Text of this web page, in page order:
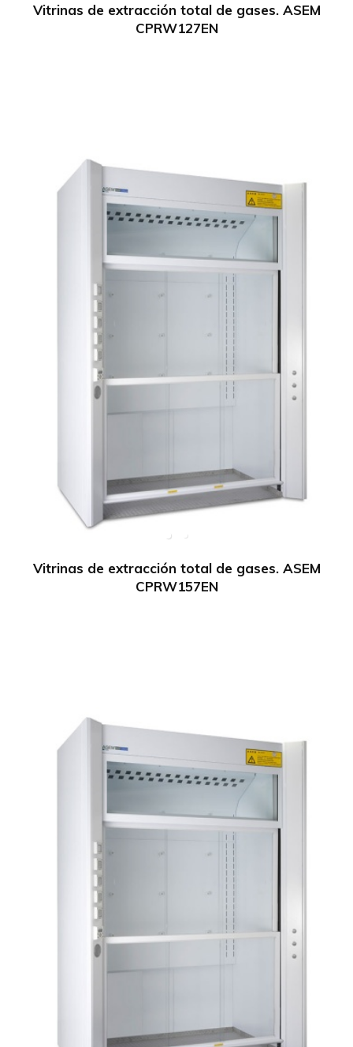
Vitrinas de extracción total de gases. ASEM
CPRW127EN
Vitrinas de extracción total de gases. ASEM
CPRW157EN